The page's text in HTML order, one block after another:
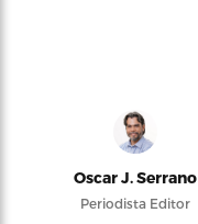
Oscar J. Serrano
Periodista Editor